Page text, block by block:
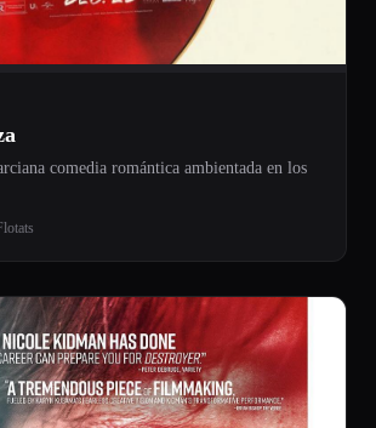
comedia romántica ambientada en los